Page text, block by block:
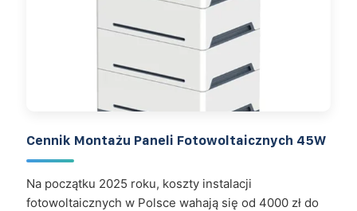
Cennik Montażu Paneli Fotowoltaicznych 45W
Na początku 2025 roku, koszty instalacji
fotowoltaicznych w Polsce wahają się od 4000 zł do